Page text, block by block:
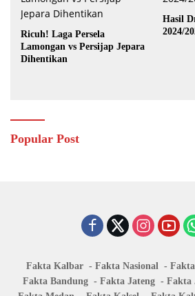
Ricuh! Laga Persela
Lamongan vs Persijap Jepara
Dihentikan
Hasil
2024/
Popular Post
Fakta Kalbar Fakta Nasional
Fakta Bandung
Fakta Jateng Fakta